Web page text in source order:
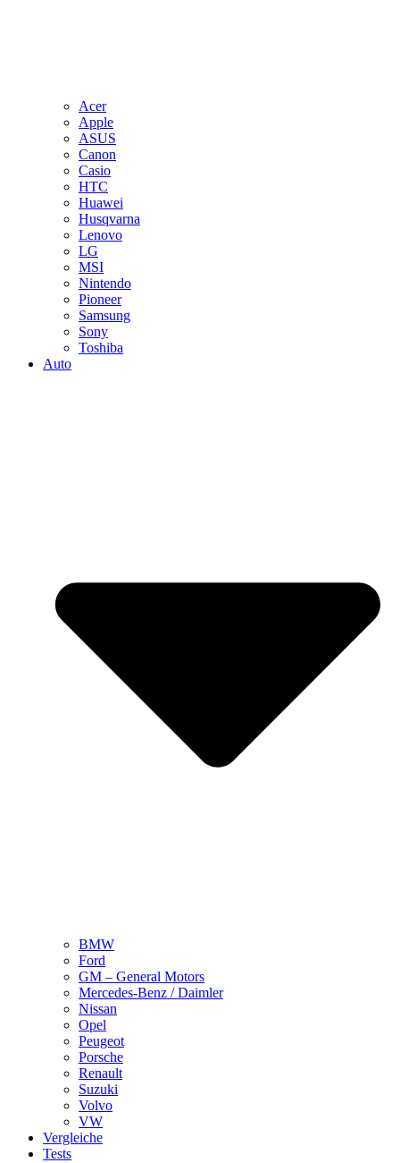
Acer
Apple
ASUS
Canon
Casio
HTC
Huawei
Husqvarna
Lenovo
LG
MSI
Nintendo
Pioneer
Samsung
Sony
Toshiba
Auto
BMW
Ford
GM – General Motors
Mercedes-Benz / Daimler
Nissan
Opel
Peugeot
Porsche
Renault
Suzuki
Volvo
VW
Vergleiche
Tests